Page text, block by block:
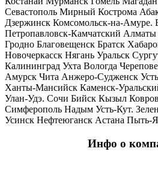
Севастополь Мирный Кострома
Дзержинск Комсомольск-на-Амуре.
Петропавловск-Камчатский
Гродно Благовещенск Братск
Новочеркасск Нягань Уральск
Калининград Ухта Вологда
Амурск Чита Анжеро-Судженск
Ханты-Мансийск Каменск-
Улан-Удэ. Сочи Бийск Кызыл
Симферополь Надым Усть-Кут.
Усинск Нефтеюганск Астана Пыть-
Инфо о